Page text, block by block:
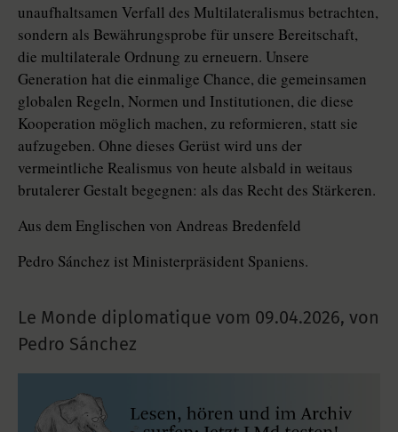
unaufhaltsamen Verfall des Multilateralismus betrachten,
sondern als Bewährungsprobe für unsere Bereitschaft,
die multilaterale Ordnung zu erneuern. Unsere
Generation hat die einmalige Chance, die gemeinsamen
globalen Regeln, Normen und Institutionen, die diese
Kooperation möglich machen, zu reformieren, statt sie
aufzugeben. Ohne dieses Gerüst wird uns der
vermeintliche Realismus von heute alsbald in weitaus
brutalerer Gestalt begegnen: als das Recht des Stärkeren.
Aus dem Englischen von Andreas Bredenfeld
Pedro Sánchez ist Ministerpräsident Spaniens.
Le Monde diplomatique vom 09.04.2026, von
Pedro Sánchez